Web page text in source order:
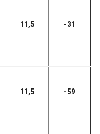
11,5 -31
11,5 -59